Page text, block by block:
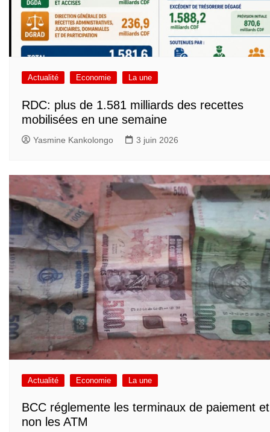
Actualité Economie La une
RDC: plus de 1.581 milliards des recettes
mobilisées en une semaine
Yasmine Kankolongo 3 juin 2026
Actualité Economie La une
BCC réglemente les terminaux de paiement et
non les ATM